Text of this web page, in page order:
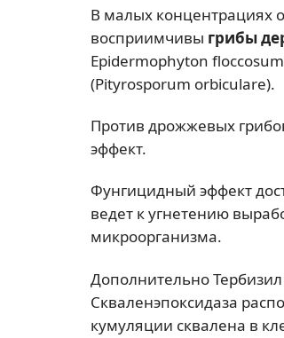
В малых концентрациях
восприимчивы грибы
Epidermophyton
(Pityrosporum orbiculare).
Против дрожжевых
эффект.
Фунгицидный эффект
ведет к угнетению
микроорганизма.
Дополнительно
Скваленэпоксидаза
кумуляции сквалена в